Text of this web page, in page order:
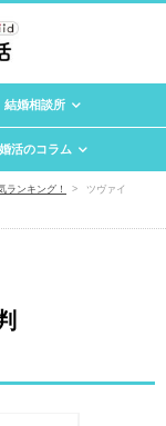
結婚相談所
婚活のコラム
ランキング！ ツヴァイ